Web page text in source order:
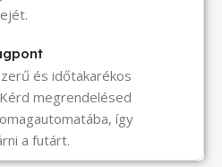
és időtakarékos
megrendelésed
így
a futárt.